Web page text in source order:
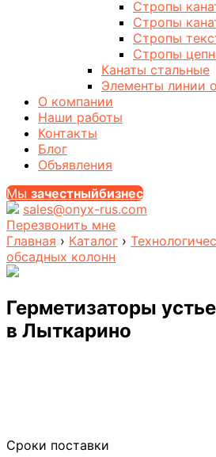
Стропы
Стропы
Стропы
Стропы
Канаты стальные
Элементы линии
О компании
Наши работы
Контакты
Блог
Объявления
Мы зачестныйбизнес
sales@onyx-rus.com
Перезвонить мне
Главная › Каталог ›
обсадных колонн
Герметизаторы
в Лыткарино
Сроки поставки